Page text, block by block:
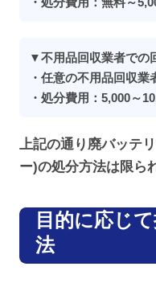
▼不用品回収業者での
・任意の不用品回収業
・処分費用：5,000～
上記の通り廃バッテ
ー)の処分方法は限ら
目的に応じ
法